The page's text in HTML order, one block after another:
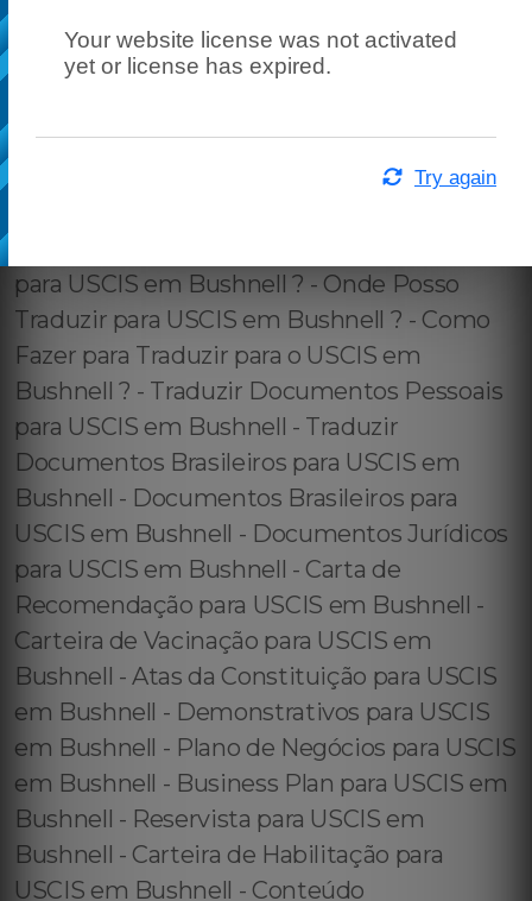
Your website license was not activated
yet or license has expired.
Try again